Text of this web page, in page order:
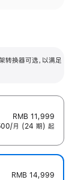
换器可选，以满足
RMB 11,999
月 (24 期) 起
RMB 14,999